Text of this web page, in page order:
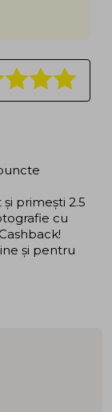
primești 2.5
cu
și pentru